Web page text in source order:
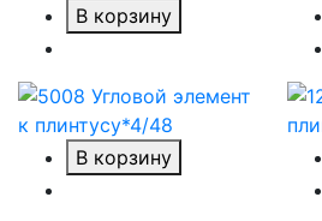
В корзину
В корзину